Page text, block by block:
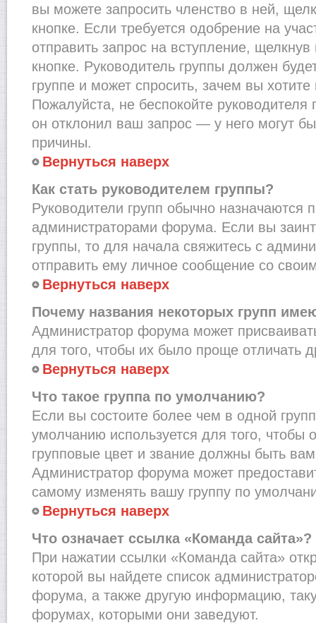
вы можете запросить членство в ней,
кнопке. Если требуется одобрение на
отправить запрос на вступление,
кнопке. Руководитель группы должен
группе и может спросить, зачем вы хотите
Пожалуйста, не беспокойте
он отклонил ваш запрос — у него могут
причины.
Вернуться наверх
Как стать руководителем группы?
Руководители групп обычно назначаются
администраторами форума. Если вы
группы, то для начала свяжитесь с
отправить ему личное сообщение со
Вернуться наверх
Почему названия некоторых групп
Администратор форума может
для того, чтобы их было проще отличать
Вернуться наверх
Что такое группа по умолчанию?
Если вы состоите более чем в одной
умолчанию используется для того, чтобы
групповые цвет и звание должны быть
Администратор форума может
самому изменять вашу группу по
Вернуться наверх
Что означает ссылка «Команда сайта»?
При нажатии ссылки «Команда сайта»
которой вы найдете список
форума, а также другую информацию,
форумах, которыми они заведуют.